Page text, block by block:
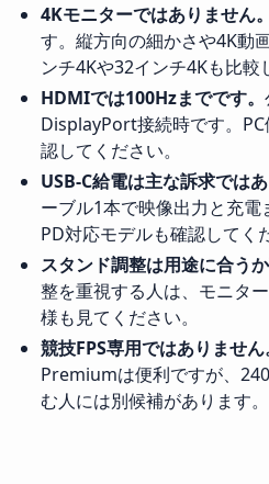
4Kモニターではありません
す。縦方向の細かさや4K動
ンチ4Kや32インチ4Kも比較
HDMIでは100Hzまでです。
DisplayPort接続時です。
認してください。
USB-C給電は主な訴求ではあ
ーブル1本で映像出力と充電
PD対応モデルも確認してく
スタンド調整は用途に合う
整を重視する人は、モニタ
様も見てください。
競技FPS専用ではありません
Premiumは便利ですが、
む人には別候補があります。